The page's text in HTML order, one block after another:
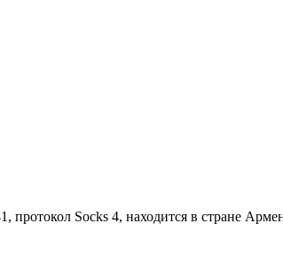
Socks 4, находится в стране